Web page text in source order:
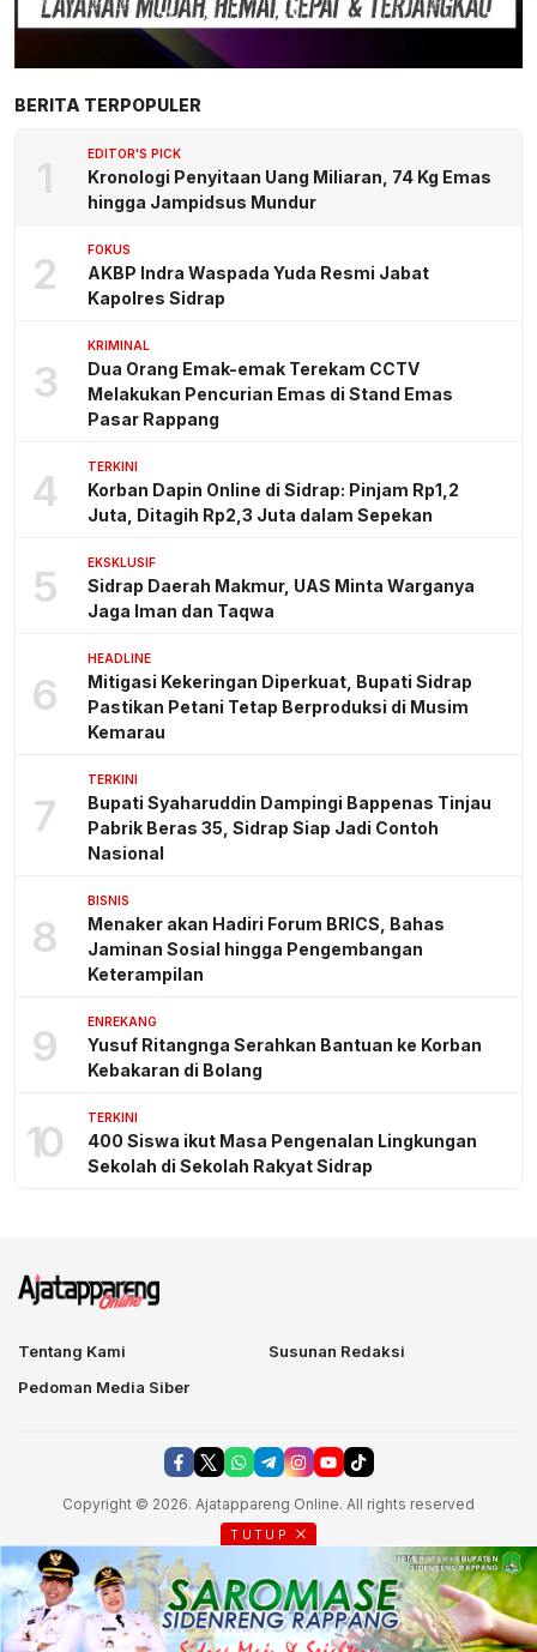
BERITA TERPOPULER
1 EDITOR'S PICK
Kronologi Penyitaan Uang Miliaran, 74 Kg Emas
hingga Jampidsus Mundur
2 FOKUS
AKBP Indra Waspada Yuda Resmi Jabat
Kapolres Sidrap
3
KRIMINAL
Dua Orang Emak-emak Terekam CCTV
Melakukan Pencurian Emas di Stand Emas
Pasar Rappang
4 TERKINI
Korban Dapin Online di Sidrap: Pinjam Rp1,2
Juta, Ditagih Rp2,3 Juta dalam Sepekan
5 EKSKLUSIF
Sidrap Daerah Makmur, UAS Minta Warganya
Jaga Iman dan Taqwa
6
HEADLINE
Mitigasi Kekeringan Diperkuat, Bupati Sidrap
Pastikan Petani Tetap Berproduksi di Musim
Kemarau
7
TERKINI
Bupati Syaharuddin Dampingi Bappenas Tinjau
Pabrik Beras 35, Sidrap Siap Jadi Contoh
Nasional
8
BISNIS
Menaker akan Hadiri Forum BRICS, Bahas
Jaminan Sosial hingga Pengembangan
Keterampilan
9 ENREKANG
Yusuf Ritangnga Serahkan Bantuan ke Korban
Kebakaran di Bolang
10 TERKINI
400 Siswa ikut Masa Pengenalan Lingkungan
Sekolah di Sekolah Rakyat Sidrap
Tentang Kami
Susunan Redaksi
Pedoman Media Siber
Copyright © 2026. Ajatappareng Online. All rights reserved
TUTUP